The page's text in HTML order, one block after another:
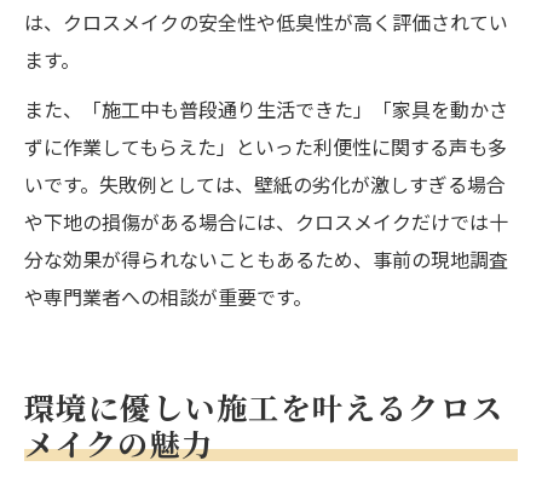
は、クロスメイクの安全性や低臭性が高く評価されてい
ます。
また、「施工中も普段通り生活できた」「家具を動かさ
ずに作業してもらえた」といった利便性に関する声も多
いです。失敗例としては、壁紙の劣化が激しすぎる場合
や下地の損傷がある場合には、クロスメイクだけでは十
分な効果が得られないこともあるため、事前の現地調査
や専門業者への相談が重要です。
環境に優しい施工を叶えるクロス
メイクの魅力